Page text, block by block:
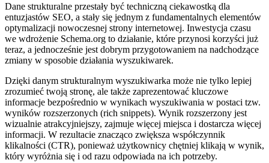
Dane strukturalne przestały być techniczną ciekawostką dla
entuzjastów SEO, a stały się jednym z fundamentalnych elementów
optymalizacji nowoczesnej strony internetowej. Inwestycja czasu
we wdrożenie Schema.org to działanie, które przynosi korzyści już
teraz, a jednocześnie jest dobrym przygotowaniem na nadchodzące
zmiany w sposobie działania wyszukiwarek.
Dzięki danym strukturalnym wyszukiwarka może nie tylko lepiej
zrozumieć twoją stronę, ale także zaprezentować kluczowe
informacje bezpośrednio w wynikach wyszukiwania w postaci tzw.
wyników rozszerzonych (rich snippets). Wynik rozszerzony jest
wizualnie atrakcyjniejszy, zajmuje więcej miejsca i dostarcza więcej
informacji. W rezultacie znacząco zwiększa współczynnik
klikalności (CTR), ponieważ użytkownicy chętniej klikają w wynik,
który wyróżnia się i od razu odpowiada na ich potrzeby.